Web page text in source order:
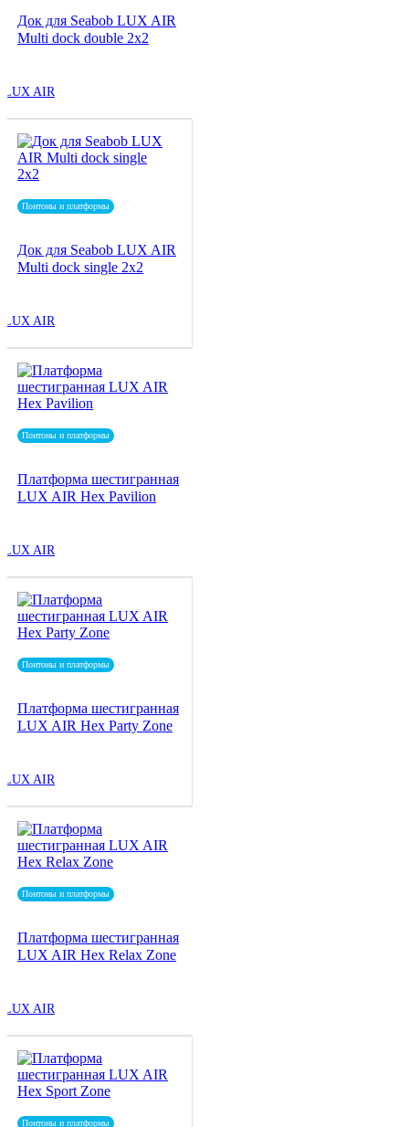
Док для Seabob LUX AIR
Multi dock double 2x2
LUX AIR
Понтоны и платформы
Док для Seabob LUX AIR
Multi dock single 2x2
LUX AIR
Понтоны и платформы
Платформа шестигранная
LUX AIR Hex Pavilion
LUX AIR
Понтоны и платформы
Платформа шестигранная
LUX AIR Hex Party Zone
LUX AIR
Понтоны и платформы
Платформа шестигранная
LUX AIR Hex Relax Zone
LUX AIR
Понтоны и платформы